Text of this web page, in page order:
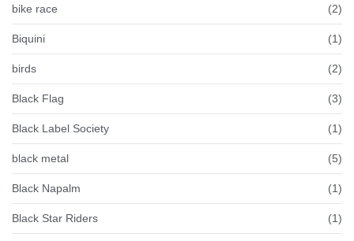
bike race (2)
Biquini (1)
birds (2)
Black Flag (3)
Black Label Society (1)
black metal (5)
Black Napalm (1)
Black Star Riders (1)